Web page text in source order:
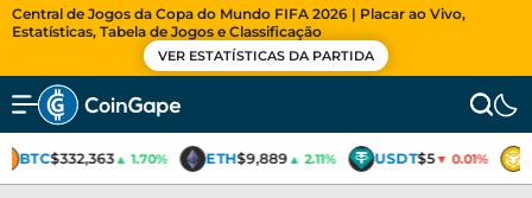
Central de Jogos da Copa do Mundo FIFA 2026 | Placar ao Vivo,
Estatísticas, Tabela de Jogos e Classificação
VER ESTATÍSTICAS DA PARTIDA
BTC$332,363▲ 1.70% ETH$9,889▲ 2.11% USDT$5▼ 0.01%